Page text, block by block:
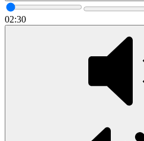
02:30